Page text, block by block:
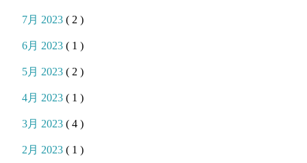
7月 2023( 2 )
6月 2023( 1 )
5月 2023( 2 )
4月 2023( 1 )
3月 2023( 4 )
2月 2023( 1 )